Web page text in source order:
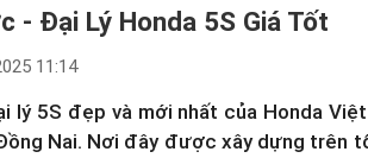
- Đại Lý Honda 5S Giá Tốt
11:14
lý 5S đẹp và mới nhất của Honda
Nai. Nơi đây được xây dựng trên